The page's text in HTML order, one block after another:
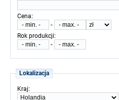
Cena:
-
Rok produkcji:
-
Lokalizacja
Kraj: